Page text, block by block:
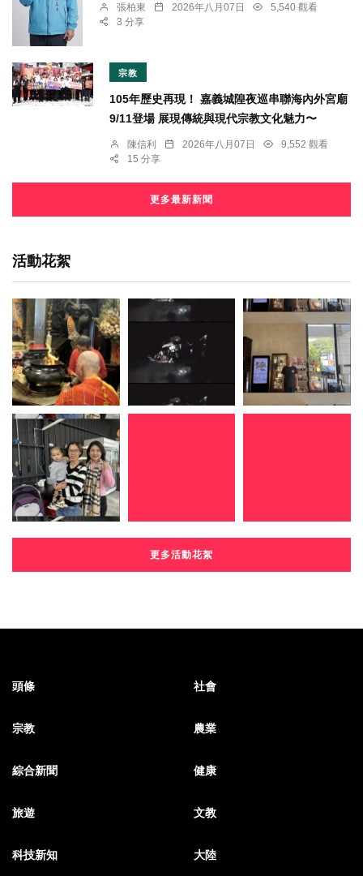
張柏東 2026年八月07日
5,540 觀看
3 分享
宗教
105年歷史再現！ 嘉義城隍夜巡串聯海內外宮廟
9/11登場 展現傳統與現代宗教文化魅力〜
陳信利 2026年八月07日
9,552 觀看
15 分享
更多最新新聞
活動花絮
更多活動花絮
頭條 社會
宗教 農業
綜合新聞 健康
旅遊 文教
科技新知 大陸